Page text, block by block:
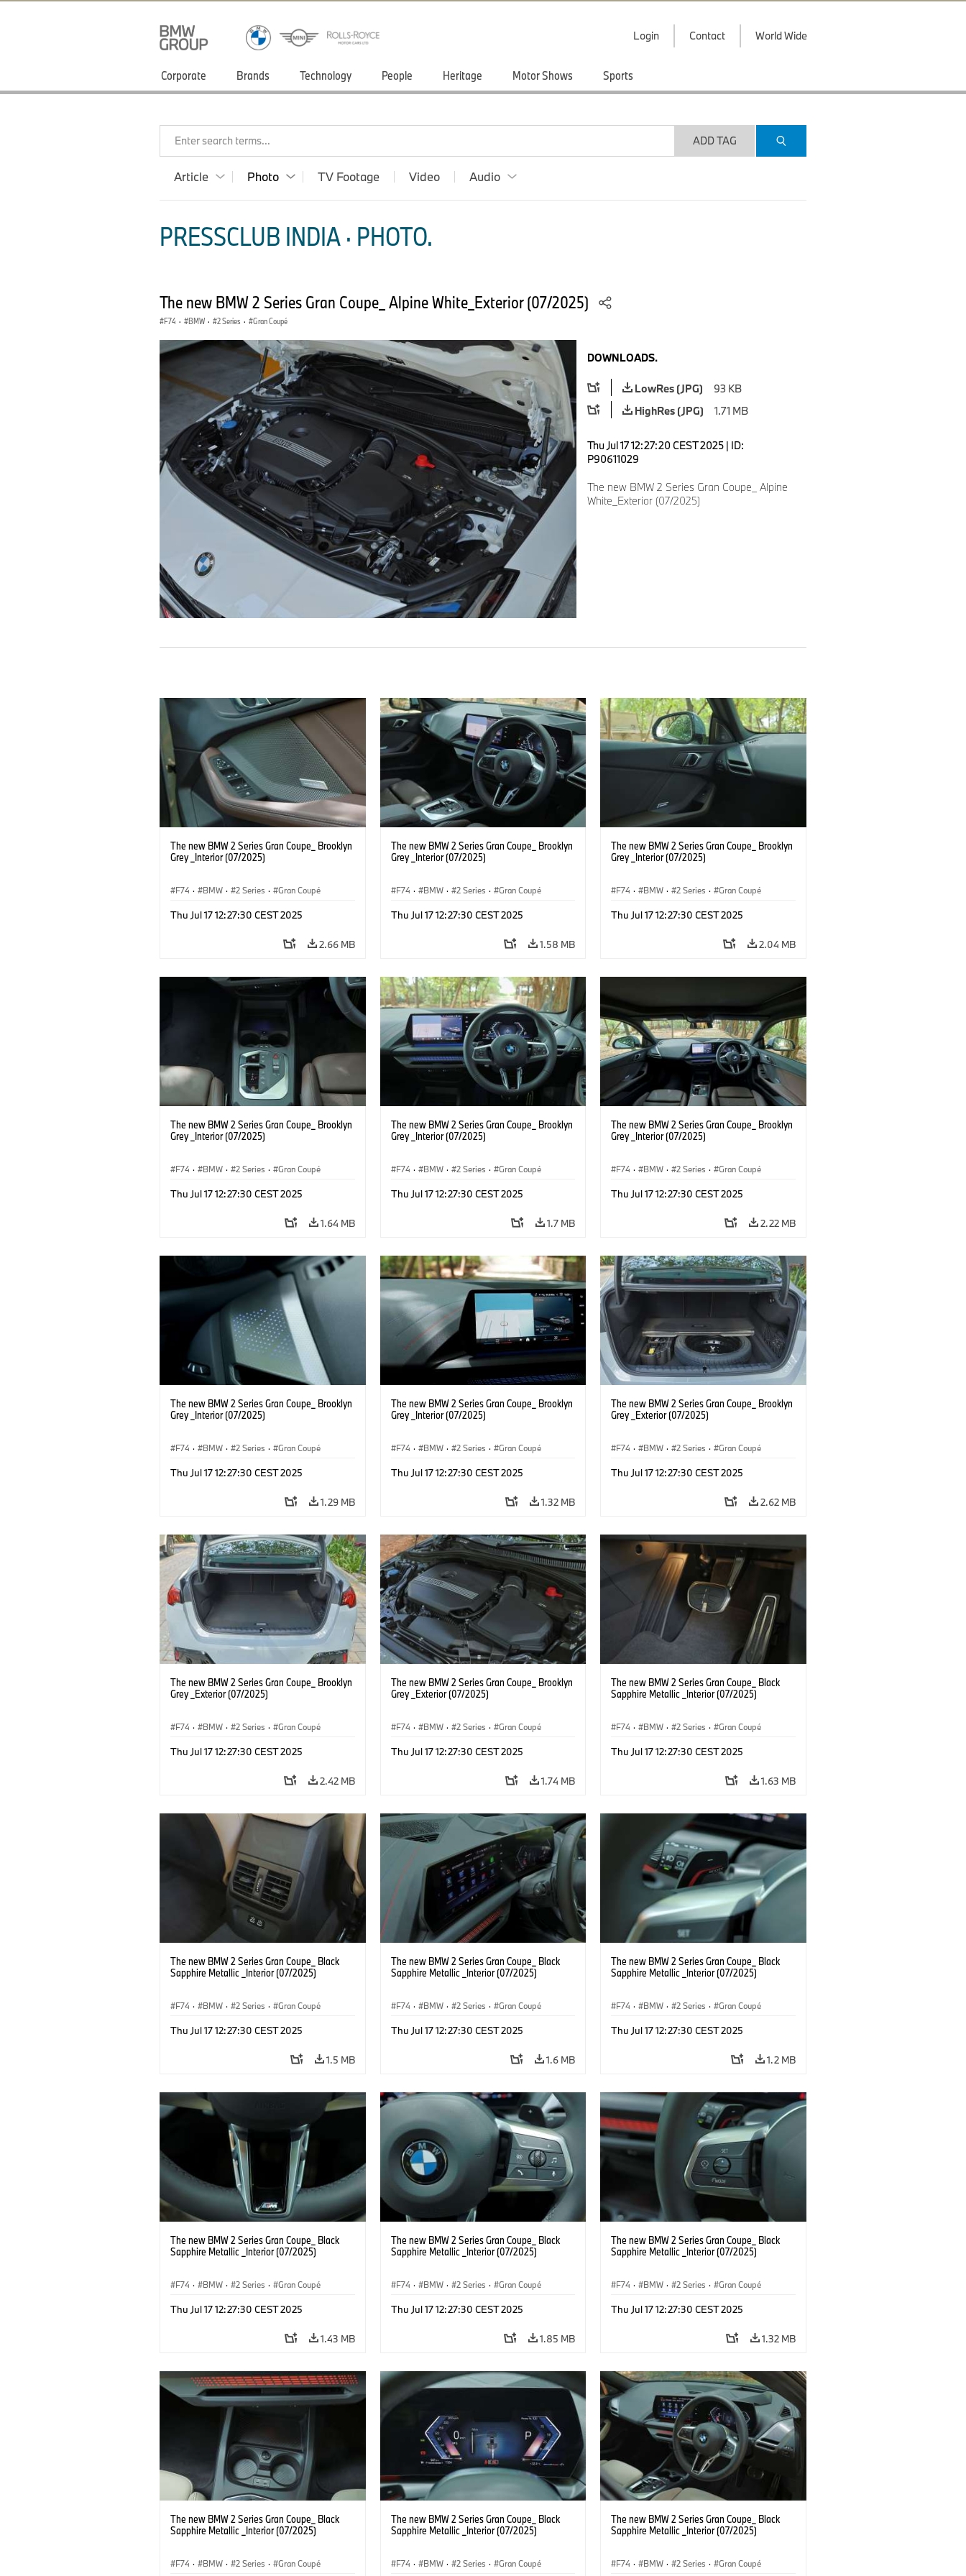
Login Contact World Wide
Corporate Brands Technology People Heritage Motor Shows Sports
Enter search terms... ADD TAG
Article Photo TV Footage Video Audio
PRESSCLUB INDIA · PHOTO.
The new BMW 2 Series Gran Coupe_ Alpine White_Exterior (07/2025)
F74 · BMW · 2 Series · Gran Coupé
DOWNLOADS.
LowRes (JPG)
93 KB
HighRes (JPG)
1.71 MB
Thu Jul 17 12:27:20 CEST 2025 | ID:
P90611029
The new BMW 2 Series Gran Coupe_ Alpine
White_Exterior (07/2025)
The new BMW 2 Series Gran Coupe_ Brooklyn
Grey _Interior (07/2025)
F74 · BMW · 2 Series · Gran Coupé
Thu Jul 17 12:27:30 CEST 2025
2.66 MB
The new BMW 2 Series Gran Coupe_ Brooklyn
Grey _Interior (07/2025)
F74 · BMW · 2 Series · Gran Coupé
Thu Jul 17 12:27:30 CEST 2025
1.58 MB
The new BMW 2 Series Gran Coupe_ Brooklyn
Grey _Interior (07/2025)
F74 · BMW · 2 Series · Gran Coupé
Thu Jul 17 12:27:30 CEST 2025
2.04 MB
The new BMW 2 Series Gran Coupe_ Brooklyn
Grey _Interior (07/2025)
F74 · BMW · 2 Series · Gran Coupé
Thu Jul 17 12:27:30 CEST 2025
1.64 MB
The new BMW 2 Series Gran Coupe_ Brooklyn
Grey _Interior (07/2025)
F74 · BMW · 2 Series · Gran Coupé
Thu Jul 17 12:27:30 CEST 2025
1.7 MB
The new BMW 2 Series Gran Coupe_ Brooklyn
Grey _Interior (07/2025)
F74 · BMW · 2 Series · Gran Coupé
Thu Jul 17 12:27:30 CEST 2025
2.22 MB
The new BMW 2 Series Gran Coupe_ Brooklyn
Grey _Interior (07/2025)
F74 · BMW · 2 Series · Gran Coupé
Thu Jul 17 12:27:30 CEST 2025
1.29 MB
The new BMW 2 Series Gran Coupe_ Brooklyn
Grey _Interior (07/2025)
F74 · BMW · 2 Series · Gran Coupé
Thu Jul 17 12:27:30 CEST 2025
1.32 MB
The new BMW 2 Series Gran Coupe_ Brooklyn
Grey _Exterior (07/2025)
F74 · BMW · 2 Series · Gran Coupé
Thu Jul 17 12:27:30 CEST 2025
2.62 MB
The new BMW 2 Series Gran Coupe_ Brooklyn
Grey _Exterior (07/2025)
F74 · BMW · 2 Series · Gran Coupé
Thu Jul 17 12:27:30 CEST 2025
2.42 MB
The new BMW 2 Series Gran Coupe_ Brooklyn
Grey _Exterior (07/2025)
F74 · BMW · 2 Series · Gran Coupé
Thu Jul 17 12:27:30 CEST 2025
1.74 MB
The new BMW 2 Series Gran Coupe_ Black
Sapphire Metallic _Interior (07/2025)
F74 · BMW · 2 Series · Gran Coupé
Thu Jul 17 12:27:30 CEST 2025
1.63 MB
The new BMW 2 Series Gran Coupe_ Black
Sapphire Metallic _Interior (07/2025)
F74 · BMW · 2 Series · Gran Coupé
Thu Jul 17 12:27:30 CEST 2025
1.5 MB
The new BMW 2 Series Gran Coupe_ Black
Sapphire Metallic _Interior (07/2025)
F74 · BMW · 2 Series · Gran Coupé
Thu Jul 17 12:27:30 CEST 2025
1.6 MB
The new BMW 2 Series Gran Coupe_ Black
Sapphire Metallic _Interior (07/2025)
F74 · BMW · 2 Series · Gran Coupé
Thu Jul 17 12:27:30 CEST 2025
1.2 MB
The new BMW 2 Series Gran Coupe_ Black
Sapphire Metallic _Interior (07/2025)
F74 · BMW · 2 Series · Gran Coupé
Thu Jul 17 12:27:30 CEST 2025
1.43 MB
The new BMW 2 Series Gran Coupe_ Black
Sapphire Metallic _Interior (07/2025)
F74 · BMW · 2 Series · Gran Coupé
Thu Jul 17 12:27:30 CEST 2025
1.85 MB
The new BMW 2 Series Gran Coupe_ Black
Sapphire Metallic _Interior (07/2025)
F74 · BMW · 2 Series · Gran Coupé
Thu Jul 17 12:27:30 CEST 2025
1.32 MB
The new BMW 2 Series Gran Coupe_ Black
Sapphire Metallic _Interior (07/2025)
F74 · BMW · 2 Series · Gran Coupé
The new BMW 2 Series Gran Coupe_ Black
Sapphire Metallic _Interior (07/2025)
F74 · BMW · 2 Series · Gran Coupé
The new BMW 2 Series Gran Coupe_ Black
Sapphire Metallic _Interior (07/2025)
F74 · BMW · 2 Series · Gran Coupé